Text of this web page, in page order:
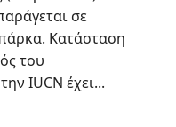
σε
Κατάσταση
του
IUCN έχει...